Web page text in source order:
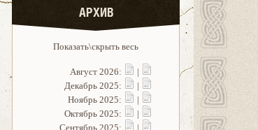
АРХИВ
Показать\скрыть весь
Август 2026:
|
Декабрь 2025:
|
Ноябрь 2025:
|
Октябрь 2025:
|
Сентябрь 2025:
|